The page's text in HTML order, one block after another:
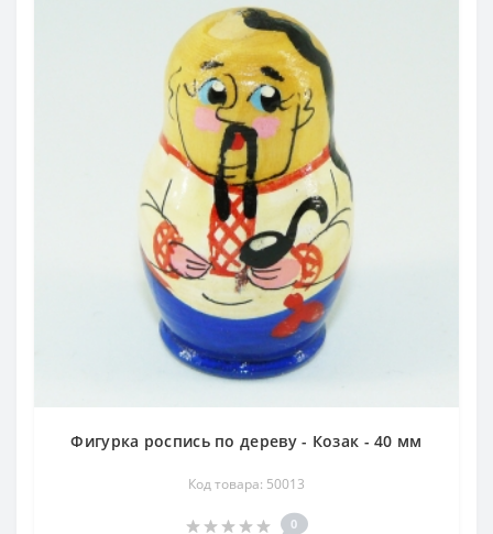
Фигурка роспись по дереву - Козак - 40 мм
Код товара: 50013
0